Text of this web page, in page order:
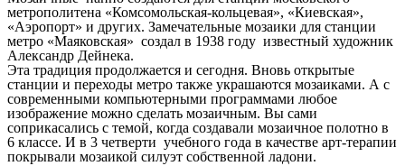
метрополитена «Комсомольская-кольцевая», «Киевская»,
«Аэропорт» и других. Замечательные мозаики для станции
метро «Маяковская» создал в 1938 году известный художник
Александр Дейнека.
Эта традиция продолжается и сегодня. Вновь открытые
станции и переходы метро также украшаются мозаиками. А с
современными компьютерными программами любое
изображение можно сделать мозаичным. Вы сами
соприкасались с темой, когда создавали мозаичное полотно в
6 классе. И в 3 четверти учебного года в качестве арт-терапии
покрывали мозаикой силуэт собственной ладони.